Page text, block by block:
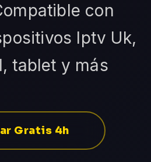
con
Iptv Uk,
tablet y más
Gratis 4h